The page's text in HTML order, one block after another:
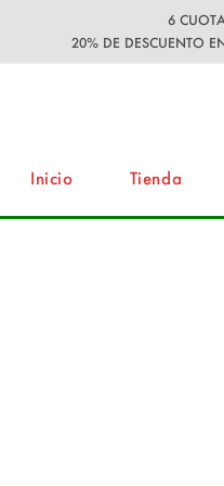
6
20% DE DESCUENTO
Inicio Tienda